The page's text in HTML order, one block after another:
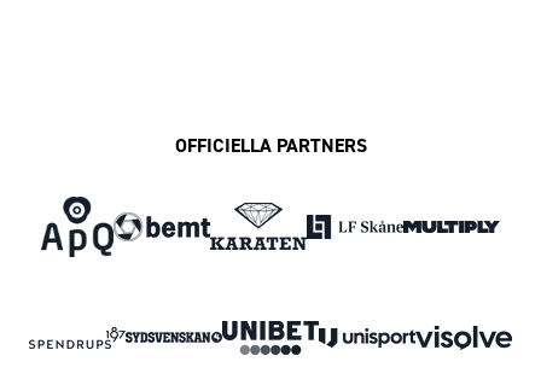
OFFICIELLA PARTNERS